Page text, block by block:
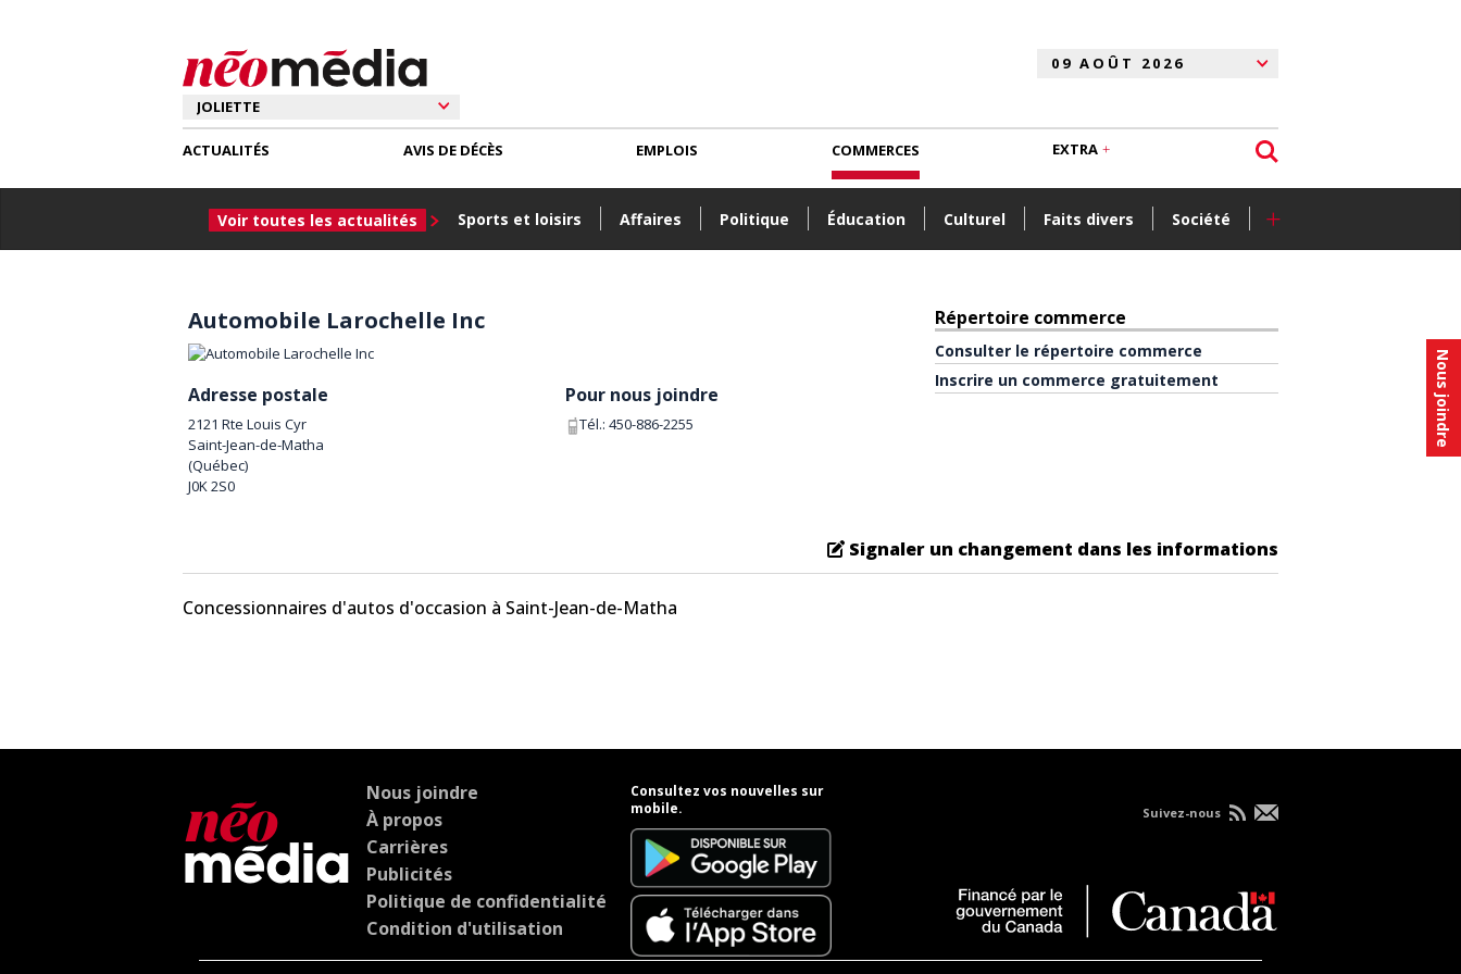
Nous joindre
ACTUALITÉS
Voir toutes les actualités Sports et loisirs Affaires Politique Éducation Culturel Faits divers Société +
AVIS DE DÉCÈS EMPLOIS COMMERCES EXTRA
Automobile Larochelle Inc
Adresse postale
2121 Rte Louis Cyr
Saint-Jean-de-Matha
(Québec)
J0K 2S0
Pour nous joindre
Tél.: 450-886-2255
Répertoire commerce
Consulter le répertoire commerce
Inscrire un commerce gratuitement
Signaler un changement dans les informations
Concessionnaires d'autos d'occasion à Saint-Jean-de-Matha
Nous joindre
À propos
Carrières
Publicités
Politique de confidentialité
Condition d'utilisation
Consultez vos nouvelles sur
mobile.
Suivez-nous